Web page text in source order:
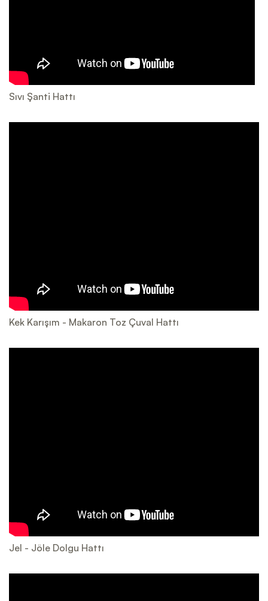
Sıvı Şanti Hattı
Kek Karışım - Makaron Toz Çuval Hattı
Jel - Jöle Dolgu Hattı